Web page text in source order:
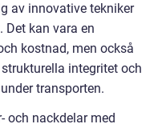
av innovative tekniker
kan vara en
kostnad, men också
integritet och
transporten.
och nackdelar med